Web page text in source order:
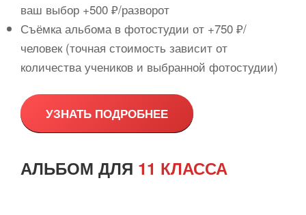
ваш выбор +500 ₽/разворот
Съёмка альбома в фотостудии от +750 ₽/
человек (точная стоимость зависит от
количества учеников и выбранной фотостудии)
УЗНАТЬ ПОДРОБНЕЕ
АЛЬБОМ ДЛЯ 11 КЛАССА